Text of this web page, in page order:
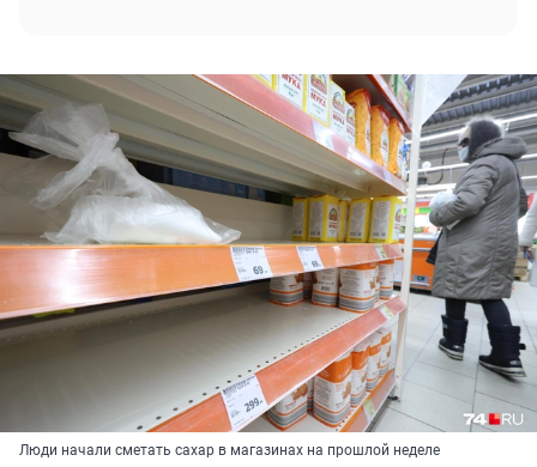
Люди начали сметать сахар в магазинах на прошлой неделе